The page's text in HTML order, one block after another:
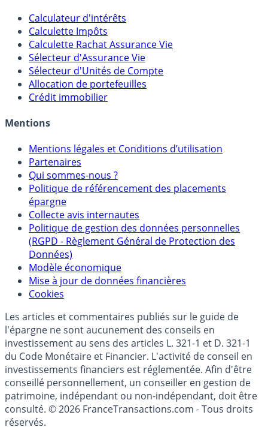
Calculateur d'intérêts
Calculette Impôts
Calculette Rachat Assurance Vie
Sélecteur d'Assurance Vie
Sélecteur d'Unités de Compte
Allocation de portefeuilles
Crédit immobilier
Mentions
Mentions légales et Conditions d’utilisation
Partenaires
Qui sommes-nous ?
Politique de référencement des placements
épargne
Collecte avis internautes
Politique de gestion des données personnelles
(RGPD - Règlement Général de Protection des
Données)
Modèle économique
Mise à jour de données financières
Cookies
Les articles et commentaires publiés sur le guide de
l'épargne ne sont aucunement des conseils en
investissement au sens des articles L. 321-1 et D. 321-1
du Code Monétaire et Financier. L'activité de conseil en
investissements financiers est réglementée. Afin d'être
conseillé personnellement, un conseiller en gestion de
patrimoine, indépendant ou non-indépendant, doit être
consulté. © 2026 FranceTransactions.com - Tous droits
réservés.